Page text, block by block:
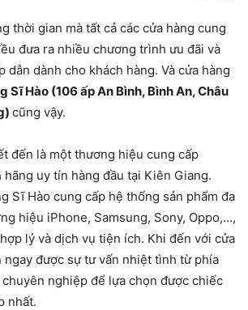
thời gian mà tất cả các cửa hàng cung
đưa ra nhiều chương trình ưu đãi và
dẫn dành cho khách hàng. Và cửa hàng
Sĩ Hào (106 ấp An Bình, Bình An, Châu
cũng vậy.
đến là một thương hiệu cung cấp
uy tín hàng đầu tại Kiên Giang.
Sĩ Hào cung cấp hệ thống sản phẩm đa
hiệu iPhone, Samsung, Sony, Oppo,…,
lý và dịch vụ tiện ích. Khi đến với cửa
ngay được sự tư vấn nhiệt tình từ phía
nghiệp để lựa chọn được chiếc
nhất.